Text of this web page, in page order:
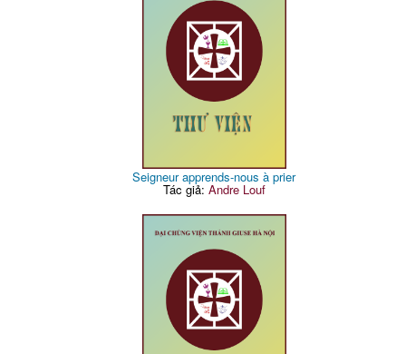
Seigneur apprends-nous à prier
Tác giả: Andre Louf